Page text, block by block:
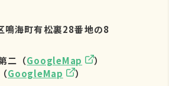
鳴海町有松裏28番地の8
二（GoogleMap
）
GoogleMap
）